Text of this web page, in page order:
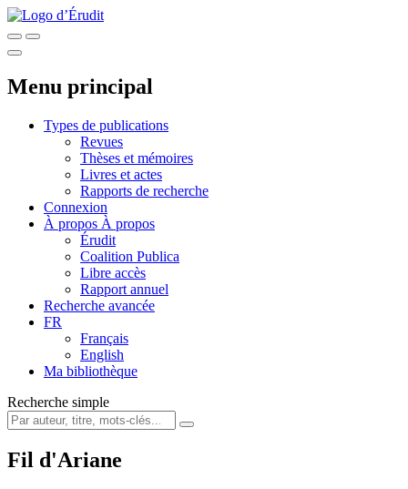
Menu principal
Types de publications
Revues
Thèses et mémoires
Livres et actes
Rapports de recherche
Connexion
À propos À propos
Érudit
Coalition Publica
Libre accès
Rapport annuel
Recherche avancée
FR
Français
English
Ma bibliothèque
Recherche simple
Fil d'Ariane